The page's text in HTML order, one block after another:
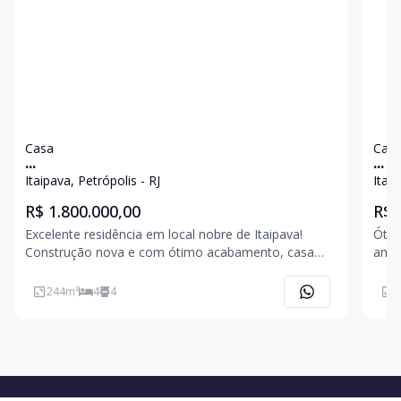
Casa
...
Itaipava, Petrópolis - RJ
R$ 1.800.000,00
Excelente residência em local nobre de Itaipava!
Construção nova e com ótimo acabamento, casa
ambientes, com pé direito alto, conceito aberto,
244m² 4 4
Casa
...
R$